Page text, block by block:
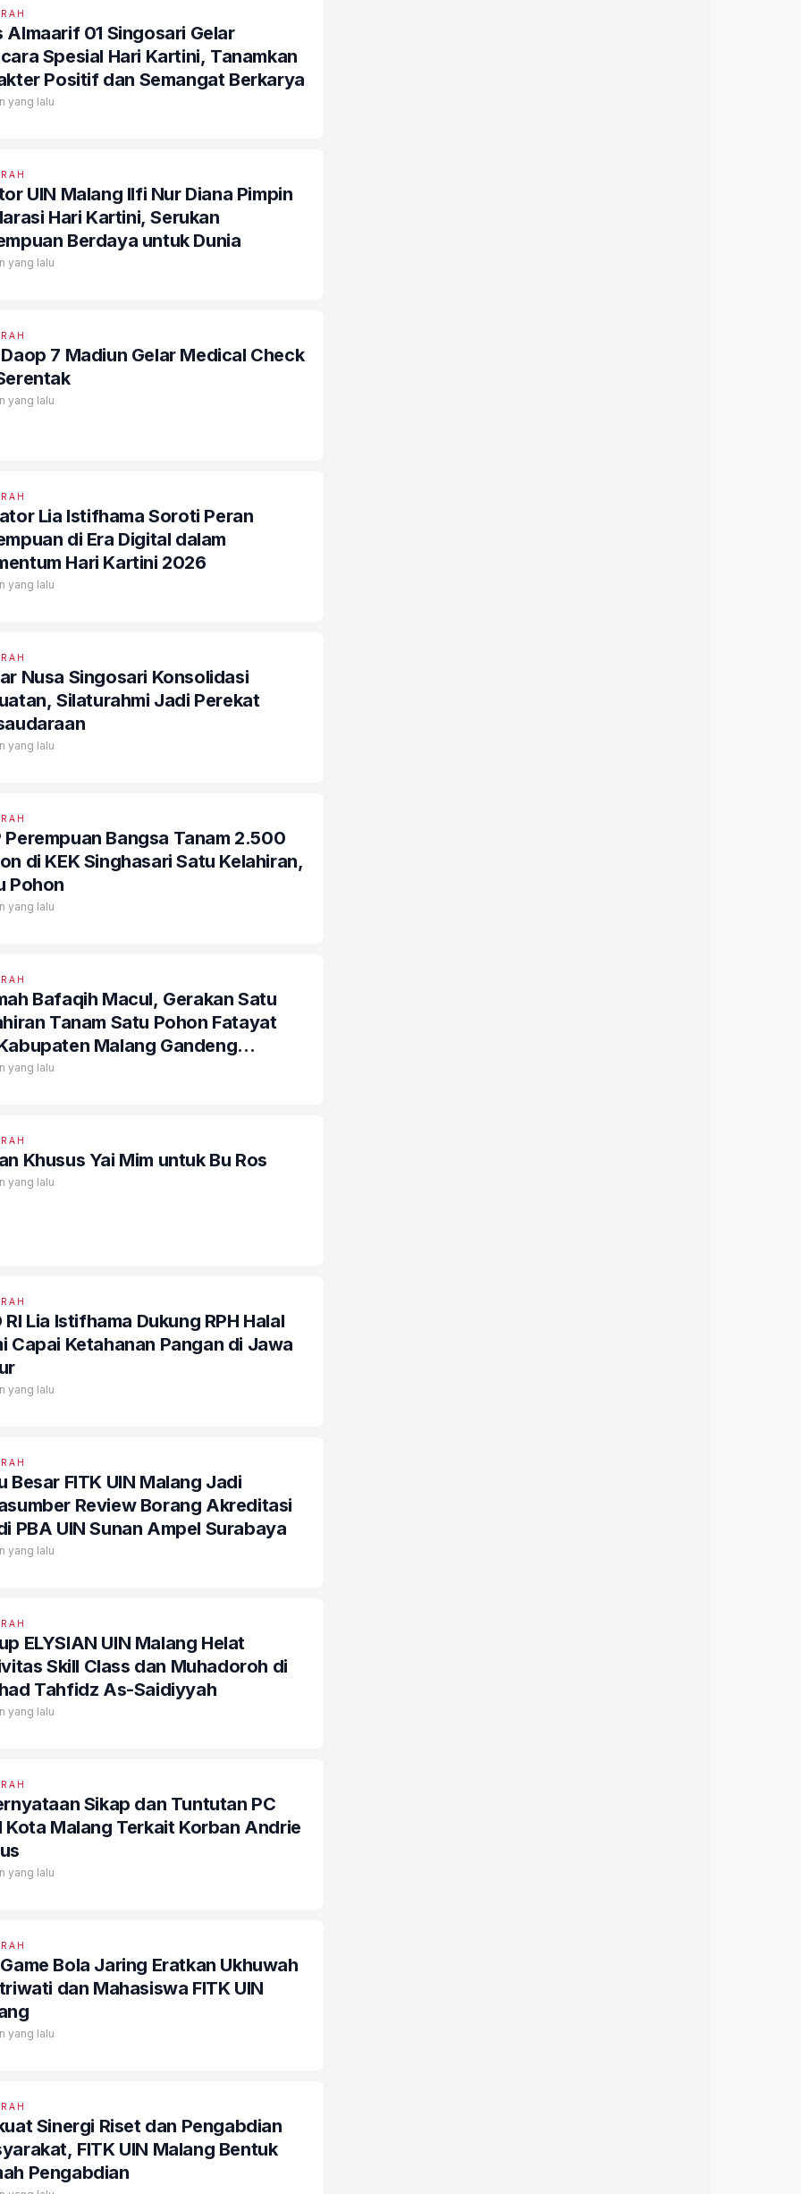
Almaarif 01 Singosari Gelar
Spesial Hari Kartini, Tanamkan
Positif dan Semangat Berkarya
yang lalu
UIN Malang Ilfi Nur Diana Pimpin
Hari Kartini, Serukan
Berdaya untuk Dunia
yang lalu
7 Madiun Gelar Medical Check
yang lalu
Lia Istifhama Soroti Peran
di Era Digital dalam
Hari Kartini 2026
yang lalu
Nusa Singosari Konsolidasi
Silaturahmi Jadi Perekat
yang lalu
Perempuan Bangsa Tanam 2.500
di KEK Singhasari Satu Kelahiran,
Pohon
yang lalu
Bafaqih Macul, Gerakan Satu
Tanam Satu Pohon Fatayat
Malang Gandeng
Bangsa
yang lalu
Khusus Yai Mim untuk Bu Ros
yang lalu
RI Lia Istifhama Dukung RPH Halal
Capai Ketahanan Pangan di Jawa
yang lalu
Besar FITK UIN Malang Jadi
Review Borang Akreditasi
PBA UIN Sunan Ampel Surabaya
yang lalu
ELYSIAN UIN Malang Helat
Skill Class dan Muhadoroh di
Tahfidz As-Saidiyyah
yang lalu
Sikap dan Tuntutan PC
Kota Malang Terkait Korban Andrie
yang lalu
Bola Jaring Eratkan Ukhuwah
dan Mahasiswa FITK UIN
yang lalu
Sinergi Riset dan Pengabdian
FITK UIN Malang Bentuk
Pengabdian